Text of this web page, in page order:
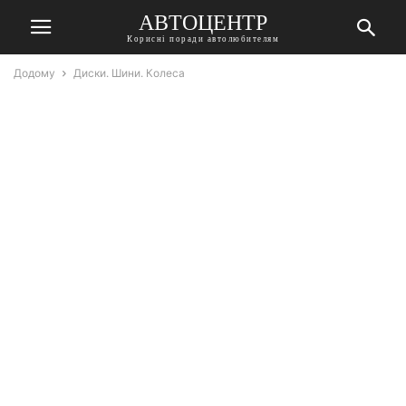
АВТОЦЕНТР
Корисні поради автолюбителям
Додому Диски. Шини. Колеса